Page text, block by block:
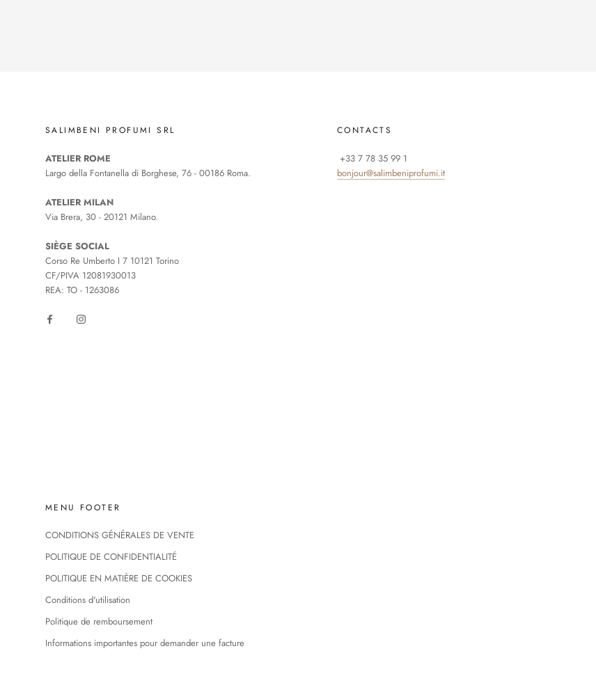
SALIMBENI PROFUMI SRL
ATELIER ROME
Largo della Fontanella di Borghese, 76 - 00186 Roma.
ATELIER MILAN
Via Brera, 30 - 20121 Milano.
SIÈGE SOCIAL
Corso Re Umberto I 7 10121 Torino
CF/PIVA 12081930013
REA: TO - 1263086
CONTACTS
+33 7 78 35 99 1
bonjour@salimbeniprofumi.it
MENU FOOTER
CONDITIONS GÉNÉRALES DE VENTE
POLITIQUE DE CONFIDENTIALITÉ
POLITIQUE EN MATIÈRE DE COOKIES
Conditions d'utilisation
Politique de remboursement
Informations importantes pour demander une facture